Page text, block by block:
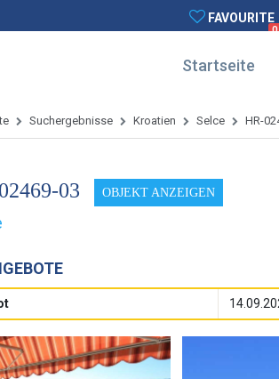
FAVOURITE
0
Startseite
Suchergebnisse Kroatien Selce HR-
03 OBJEKT ANZEIGEN